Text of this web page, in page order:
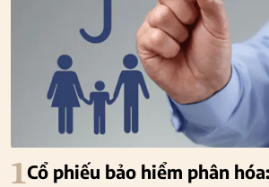
1Cổ phiếu bảo hiểm phân